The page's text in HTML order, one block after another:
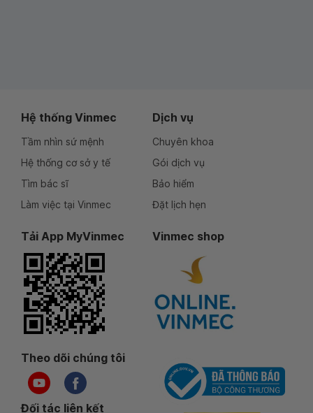
Hệ thống Vinmec
Tầm nhìn sứ mệnh
Hệ thống cơ sở y tế
Tìm bác sĩ
Làm việc tại Vinmec
Dịch vụ
Chuyên khoa
Gói dịch vụ
Bảo hiểm
Đặt lịch hẹn
Tải App MyVinmec Vinmec shop
Theo dõi chúng tôi
Đối tác liên kết